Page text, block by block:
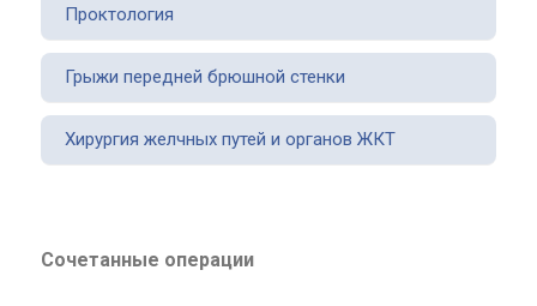
Проктология
Грыжи передней брюшной стенки
Хирургия желчных путей и органов ЖКТ
Сочетанные операции